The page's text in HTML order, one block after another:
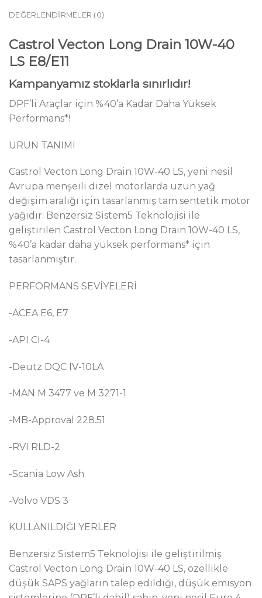
DEĞERLENDIRMELER (0)
Castrol Vecton Long Drain 10W-40
LS E8/E11
Kampanyamız stoklarla sınırlıdır!
DPF’li Araçlar için %40’a Kadar Daha Yüksek
Performans*!
ÜRÜN TANIMI
Castrol Vecton Long Drain 10W-40 LS, yeni nesil
Avrupa menşeili dizel motorlarda uzun yağ
değişim aralığı için tasarlanmış tam sentetik motor
yağıdır. Benzersiz Sistem5 Teknolojisi ile
geliştirilen Castrol Vecton Long Drain 10W-40 LS,
%40’a kadar daha yüksek performans* için
tasarlanmıştır.
PERFORMANS SEVİYELERİ
-ACEA E6, E7
-API CI-4
-Deutz DQC IV-10LA
-MAN M 3477 ve M 3271-1
-MB-Approval 228.51
-RVI RLD-2
-Scania Low Ash
-Volvo VDS 3
KULLANILDIĞI YERLER
Benzersiz Sistem5 Teknolojisi ile geliştirilmiş
Castrol Vecton Long Drain 10W-40 LS, özellikle
düşük SAPS yağların talep edildiği, düşük emisyon